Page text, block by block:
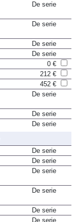
De serie
De serie
De serie
De serie
0 €
212 €
452 €
De serie
De serie
De serie
De serie
De serie
De serie
De serie
De serie
De serie